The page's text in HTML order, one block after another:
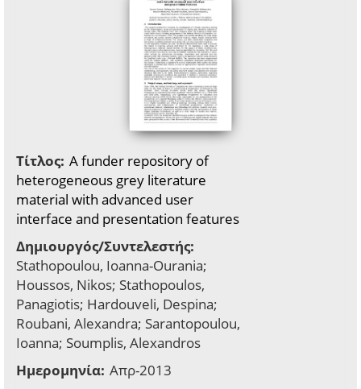
Τίτλος: A funder repository of
heterogeneous grey literature
material with advanced user
interface and presentation features
Δημιουργός/Συντελεστής:
Stathopoulou, Ioanna-Ourania;
Houssos, Nikos; Stathopoulos,
Panagiotis; Hardouveli, Despina;
Roubani, Alexandra; Sarantopoulou,
Ioanna; Soumplis, Alexandros
Ημερομηνία: Απρ-2013